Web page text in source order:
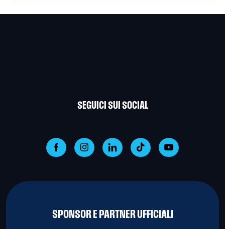
SEGUICI SUI SOCIAL
SPONSOR E PARTNER UFFICIALI